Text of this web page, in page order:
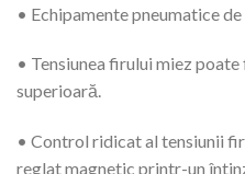
• Echipamente pneumatice
• Tensiunea firului miez
superioară.
• Control ridicat al tensiunii
reglat magnetic printr-un